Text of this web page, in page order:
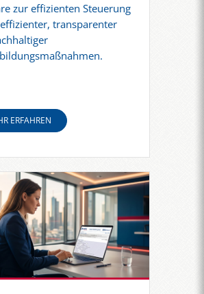
zur effizienten Steuerung
transparenter
ERFAHREN